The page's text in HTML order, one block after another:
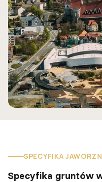
SPECYFIKA
Specyfika gruntów